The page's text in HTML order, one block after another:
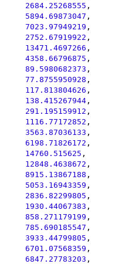
2684.25268555 ,
5894.69873047 ,
7023.97949219 ,
2752.67919922 ,
13471.4697266 ,
4358.66796875 ,
89.5980682373 ,
77.8755950928 ,
117.813804626 ,
138.415267944 ,
291.195159912 ,
1116.77172852 ,
3563.87036133 ,
6198.71826172 ,
14760.515625 ,
12848.4638672 ,
8915.13867188 ,
5053.16943359 ,
2836.82299805 ,
1930.44067383 ,
858.271179199 ,
785.690185547 ,
3933.44799805 ,
6701.07568359 ,
6847.27783203 ,